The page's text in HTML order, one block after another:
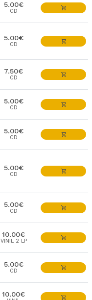
5.00€
CD
5.00€
CD
7.50€
CD
5.00€
CD
5.00€
CD
5.00€
CD
5.00€
CD
10.00€
VINIL 2 LP
5.00€
CD
10.00€